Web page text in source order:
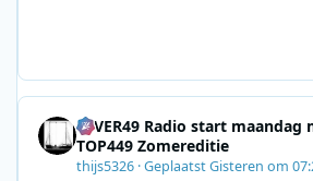
4EVER49 Radio start maandag
TOP449 Zomereditie
thijs5326 ·GeplaatstGisteren om